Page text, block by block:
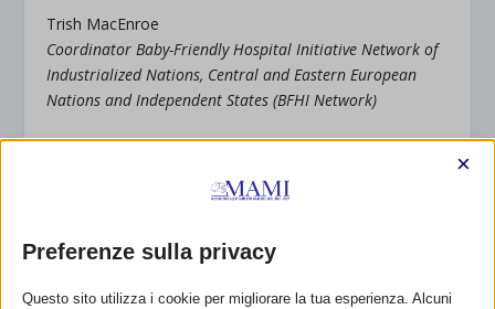
Trish MacEnroe
Coordinator Baby-Friendly Hospital Initiative Network of
Industrialized Nations, Central and Eastern European
Nations and Independent States (BFHI Network)
Co-chair IBFAN Global Council
International Baby Food Action Network (IBFAN)
Michele Griswold
(ILCA)
Preferenze sulla privacy
×
Questo sito utilizza i cookie per migliorare la tua esperienza. Alcuni